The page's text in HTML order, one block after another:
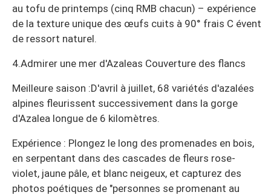
au tofu de printemps (cinq RMB chacun) – expérience
de la texture unique des œufs cuits à 90° frais C évent
de ressort naturel.
4.Admirer une mer d'Azaleas Couverture des flancs
Meilleure saison :D'avril à juillet, 68 variétés d'azalées
alpines fleurissent successivement dans la gorge
d'Azalea longue de 6 kilomètres.
Expérience : Plongez le long des promenades en bois,
en serpentant dans des cascades de fleurs rose-
violet, jaune pâle, et blanc neigeux, et capturez des
photos poétiques de "personnes se promenant au